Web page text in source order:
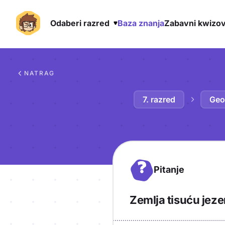
Odaberi razred Baza znanjaZabavni
NATRAG
7. razred
? Pitanje
Zemlja tisuću